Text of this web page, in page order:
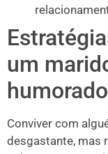
um
humorado
Conviver com
desgastante, mas